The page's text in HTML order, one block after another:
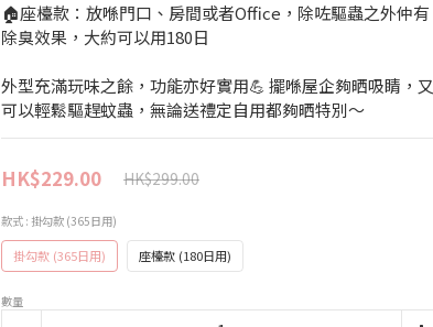
🏠座檯款：放喺門口、房間或者Office，除咗驅蟲之外仲有
除臭效果，大約可以用180日
外型充滿玩味之餘，功能亦好實用💪 擺喺屋企夠晒吸睛，又
可以輕鬆驅趕蚊蟲，無論送禮定自用都夠晒特別～
HK$299.00
HK$229.00
款式 : 掛勾款 (365日用)
掛勾款 (365日用) 座檯款 (180日用)
數量